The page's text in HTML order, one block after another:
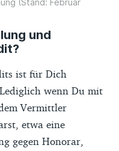
(Stand: Februar
und
ist für Dich
wenn Du mit
Vermittler
etwa eine
gegen Honorar,